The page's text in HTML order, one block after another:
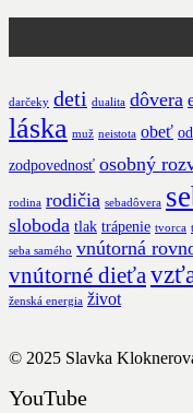
darčeky deti dualita dôvera
láska muž neistota obeť
zodpovednosť osobný
rodina rodičia sebadôvera
sloboda tlak trápenie tvorca
seba samého vnútorná
vnútorné dieťa
ženská energia život
© 2025 Slavka
YouTube